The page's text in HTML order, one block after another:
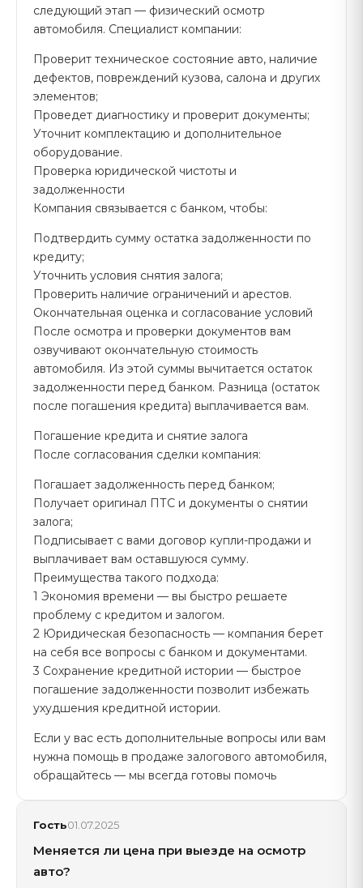
следующий этап — физический осмотр
автомобиля. Специалист компании:
Проверит техническое состояние авто, наличие
дефектов, повреждений кузова, салона и других
элементов;
Проведет диагностику и проверит документы;
Уточнит комплектацию и дополнительное
оборудование.
Проверка юридической чистоты и
задолженности
Компания связывается с банком, чтобы:
Подтвердить сумму остатка задолженности по
кредиту;
Уточнить условия снятия залога;
Проверить наличие ограничений и арестов.
Окончательная оценка и согласование условий
После осмотра и проверки документов вам
озвучивают окончательную стоимость
автомобиля. Из этой суммы вычитается остаток
задолженности перед банком. Разница (остаток
после погашения кредита) выплачивается вам.
Погашение кредита и снятие залога
После согласования сделки компания:
Погашает задолженность перед банком;
Получает оригинал ПТС и документы о снятии
залога;
Подписывает с вами договор купли-продажи и
выплачивает вам оставшуюся сумму.
Преимущества такого подхода:
1 Экономия времени — вы быстро решаете
проблему с кредитом и залогом.
2 Юридическая безопасность — компания берет
на себя все вопросы с банком и документами.
3 Сохранение кредитной истории — быстрое
погашение задолженности позволит избежать
ухудшения кредитной истории.
Если у вас есть дополнительные вопросы или вам
нужна помощь в продаже залогового автомобиля,
обращайтесь — мы всегда готовы помочь
Гость01.07.2025
Меняется ли цена при выезде на осмотр
авто?